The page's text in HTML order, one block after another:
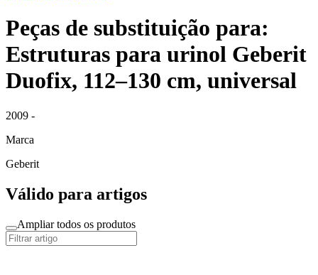
Peças de substituição para:
Estruturas para urinol Geberit
Duofix, 112–130 cm, universal
2009 -
Marca
Geberit
Válido para artigos
Ampliar todos os produtos